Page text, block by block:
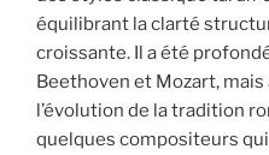
équilibrant la clarté
croissante. Il a été
Beethoven et Mozart,
l’évolution de la tradition
quelques compositeurs